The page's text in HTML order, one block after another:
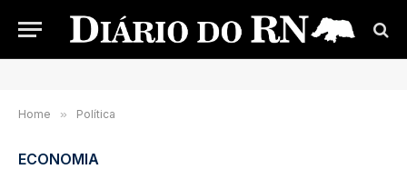
Home » Política
ECONOMIA